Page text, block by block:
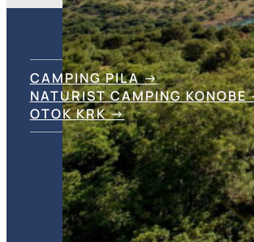
CAMPING PILA →
NATURIST CAMPING
OTOK KRK →